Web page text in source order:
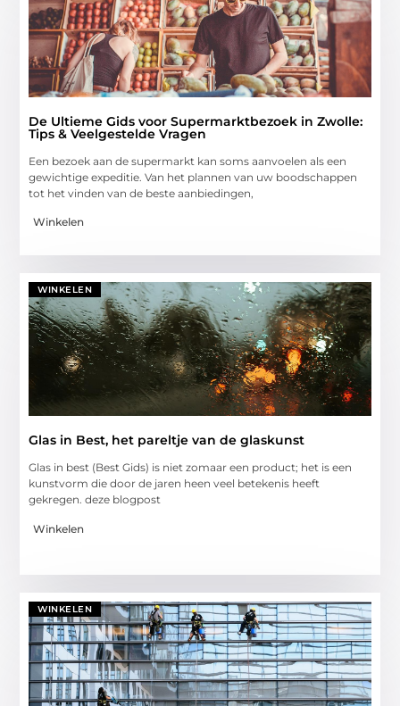
De Ultieme Gids voor Supermarktbezoek in Zwolle:
Tips & Veelgestelde Vragen
Een bezoek aan de supermarkt kan soms aanvoelen als een
gewichtige expeditie. Van het plannen van uw boodschappen
tot het vinden van de beste aanbiedingen,
Winkelen
WINKELEN
Glas in Best, het pareltje van de glaskunst
Glas in best (Best Gids) is niet zomaar een product; het is een
kunstvorm die door de jaren heen veel betekenis heeft
gekregen. deze blogpost
Winkelen
WINKELEN